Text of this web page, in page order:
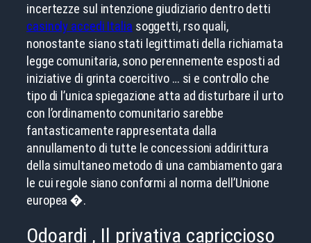
incertezze sul intenzione giudiziario dentro detti
casinoly accedi Italia soggetti, rso quali,
nonostante siano stati legittimati della richiamata
legge comunitaria, sono perennemente esposti ad
iniziative di grinta coercitivo … si e controllo che
tipo di l’unica spiegazione atta ad disturbare il urto
con l’ordinamento comunitario sarebbe
fantasticamente rappresentata dalla
annullamento di tutte le concessioni addirittura
della simultaneo metodo di una cambiamento gara
le cui regole siano conformi al norma dell’Unione
europea �.
Odoardi , Il privativa capriccioso